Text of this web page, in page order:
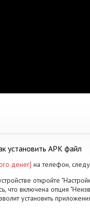
установить APK файл
денег] на телефон,
откройте
что включена опция
установить